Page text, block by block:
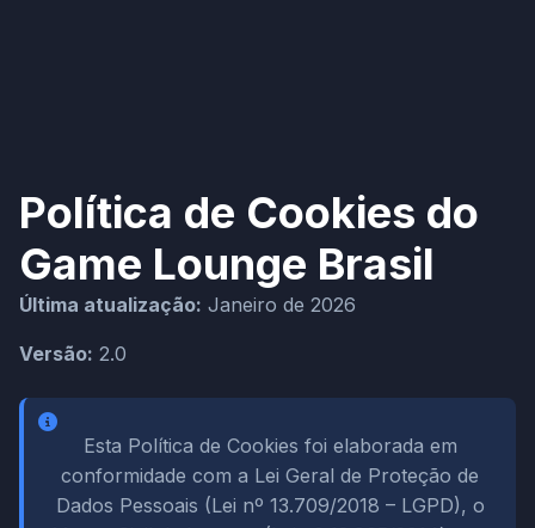
Política de Cookies do
Game Lounge Brasil
Última atualização: Janeiro de 2026
Versão: 2.0
Esta Política de Cookies foi elaborada em
conformidade com a Lei Geral de Proteção de
Dados Pessoais (Lei nº 13.709/2018 – LGPD), o